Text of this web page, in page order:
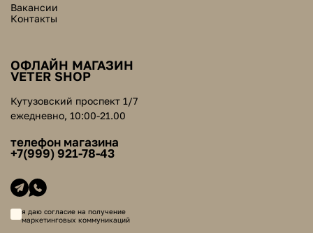
Вакансии
Контакты
ОФЛАЙН МАГАЗИН
VETER SHOP
Кутузовский проспект 1/7
ежедневно, 10:00-21.00
телефон магазина
+7(999) 921-78-43
я даю согласие на получение
маркетинговых коммуникаций